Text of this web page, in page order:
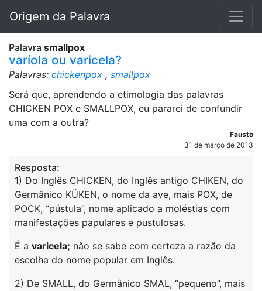
Origem da Palavra
Palavra smallpox
varíola ou varicela?
Palavras: chickenpox , smallpox
Será que, aprendendo a etimologia das palavras
CHICKEN POX e SMALLPOX, eu pararei de confundir
uma com a outra?
Fausto
31 de março de 2013
Resposta:
1) Do Inglês CHICKEN, do Inglês antigo CHIKEN, do
Germânico KÜKEN, o nome da ave, mais POX, de
POCK, “pústula”, nome aplicado a moléstias com
manifestações papulares e pustulosas.
É a varicela; não se sabe com certeza a razão da
escolha do nome popular em Inglês.
2) De SMALL, do Germânico SMAL, “pequeno”, mais